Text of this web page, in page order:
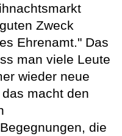
Zweck
Ehrenamt." Das
man viele Leute
wieder neue
macht den
die